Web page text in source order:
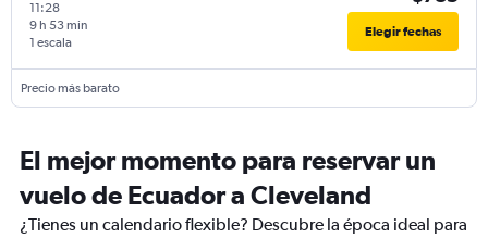
11:28
1 escala
9 h 53 min Elegir fechas
Precio más barato
El mejor momento para reservar un
vuelo de Ecuador a Cleveland
¿Tienes un calendario flexible? Descubre la época ideal para